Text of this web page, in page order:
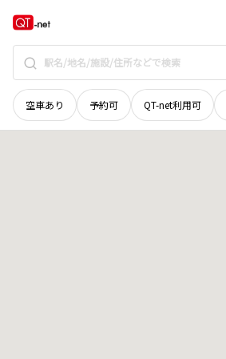
空車あり 予約可 QT-net利用可
岡山県